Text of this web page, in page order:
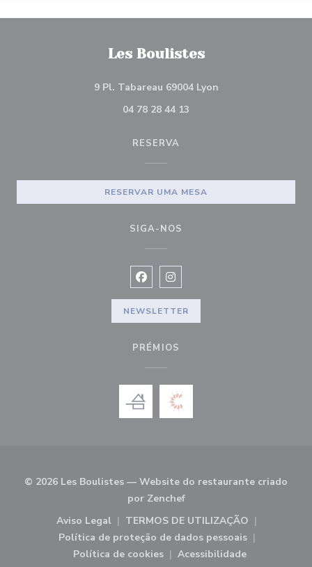
Les Boulistes
9 Pl. Tabareau 69004 Lyon((abre numa nova
04 78 28 44 13
RESERVA
RESERVAR UMA MESA
SIGA-NOS
Facebook ((abre numa nova
Instagram ((abre numa
NEWSLETTER
PRÉMIOS
© 2026 Les Boulistes — Website do restaurante criado
por Zenchef((abre numa nova janela))
Aviso Legal
((abre numa nova janela))
TERMOS DE UTILIZAÇÃO
((abre numa nova
Política de proteção de dados pessoais
((abre numa nova janela))
Política de cookies
((abre numa nova janela))
Acessibilidade
((abre numa nova